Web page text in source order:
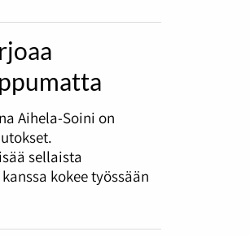
Aihela-Soini on
sellaista
kokee työssään